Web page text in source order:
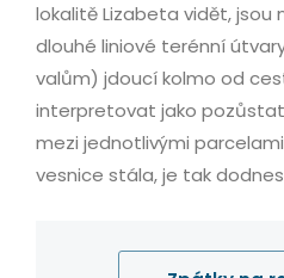
lokalitě Lizabeta vidět, jsou
dlouhé liniové terénní
valům) jdoucí kolmo od
interpretovat jako
mezi jednotlivými
vesnice stála, je tak